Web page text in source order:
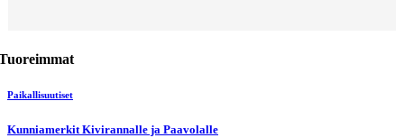
Paikallisuutiset
Kunniamerkit Kivirannalle ja Paavolalle